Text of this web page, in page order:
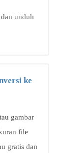
unduh
ke
gambar
file
gratis dan